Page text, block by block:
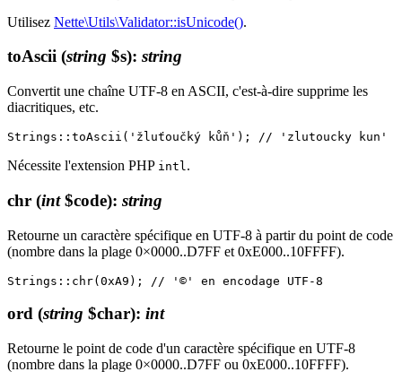
Utilisez Nette\Utils\Validator::isUnicode().
toAscii (string $s): string
Convertit une chaîne UTF-8 en ASCII, c'est-à-dire supprime les
diacritiques, etc.
Nécessite l'extension PHP intl.
chr (int$code): string
Retourne un caractère spécifique en UTF-8 à partir du point de code
(nombre dans la plage 0×0000..D7FF et 0xE000..10FFFF).
ord (string $char): int
Retourne le point de code d'un caractère spécifique en UTF-8
(nombre dans la plage 0×0000..D7FF ou 0xE000..10FFFF).